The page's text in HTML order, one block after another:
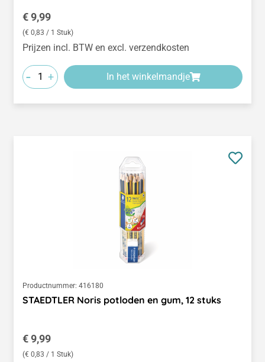
Normale prijs:
€ 9,99
(€ 0,83 / 1 Stuk)
Prijzen incl. BTW en excl. verzendkosten
- + In het winkelmandje
Productnummer: 416180
STAEDTLER Noris potloden en gum, 12 stuks
Normale prijs:
€ 9,99
(€ 0,83 / 1 Stuk)